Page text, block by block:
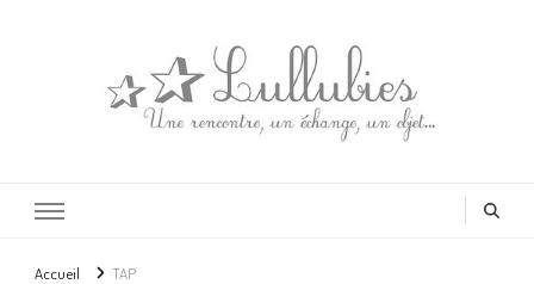
Accueil TAP